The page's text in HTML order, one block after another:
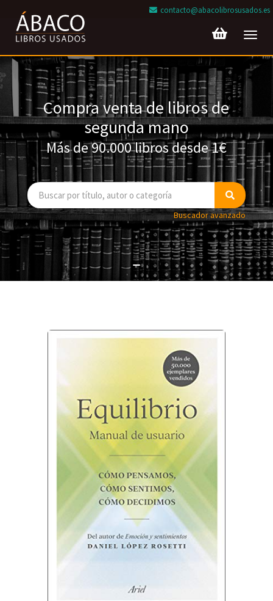
contacto@abacolibrosusados.es
Compra venta de libros de
segunda mano
Más de 90.000 libros desde 1€
Buscador avanzado